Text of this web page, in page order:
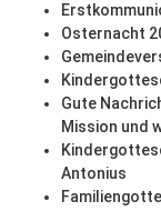
Osternacht
Gute
Mission und
Antonius